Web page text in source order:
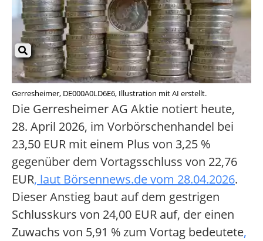
Gerresheimer, DE000A0LD6E6, Illustration mit AI erstellt.
Die Gerresheimer AG Aktie notiert heute,
28. April 2026, im Vorbörschenhandel bei
23,50 EUR mit einem Plus von 3,25 %
gegenüber dem Vortagsschluss von 22,76
EUR, laut Börsennews.de vom 28.04.2026.
Dieser Anstieg baut auf dem gestrigen
Schlusskurs von 24,00 EUR auf, der einen
Zuwachs von 5,91 % zum Vortag bedeutete,